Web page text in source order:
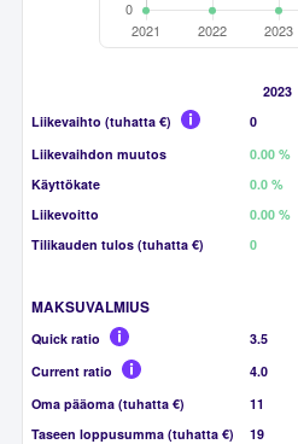
2023
Liikevaihto (tuhatta €)
0
Liikevaihdon muutos
0.00 %
Käyttökate
0.0 %
Liikevoitto
0.00 %
Tilikauden tulos (tuhatta €)
0
MAKSUVALMIUS
Quick ratio 3.5
Current ratio
4.0
Oma pääoma (tuhatta €)
11
Taseen loppusumma (tuhatta €)
19